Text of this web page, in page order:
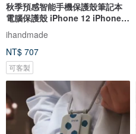
秋季預感智能手機保護殼筆記本
電腦保護殼 iPhone 12 iPhone
XR iPhone 11 Xperia 10 IV
Galaxy S23 Android
ihandmade
NT$ 707
可客製